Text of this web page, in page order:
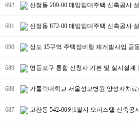
692 신정동 209-00 매입임대주택 신축공사
691 신정동 872-00 매입임대주택 신축공사
690 상도 15구역 주택정비형 재개발사업 공
689 영등포구 통합 신청사 기본 및 실시설계
688 가톨릭대학교 서울성모병원 양성자치
687 고잔동 542-00외1필지 오피스텔 신축공